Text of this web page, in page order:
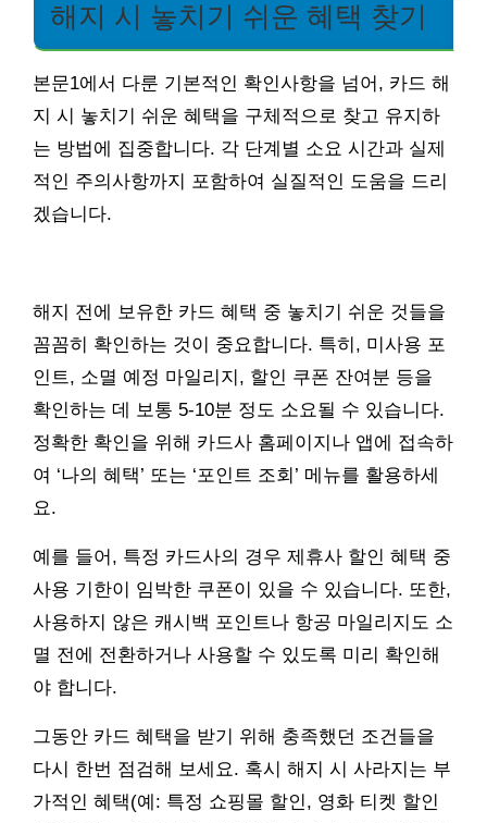
해지 시 놓치기 쉬운 혜택 찾기
본문1에서 다룬 기본적인 확인사항을 넘어, 카드 해
지 시 놓치기 쉬운 혜택을 구체적으로 찾고 유지하
는 방법에 집중합니다. 각 단계별 소요 시간과 실제
적인 주의사항까지 포함하여 실질적인 도움을 드리
겠습니다.
해지 전에 보유한 카드 혜택 중 놓치기 쉬운 것들을
꼼꼼히 확인하는 것이 중요합니다. 특히, 미사용 포
인트, 소멸 예정 마일리지, 할인 쿠폰 잔여분 등을
확인하는 데 보통 5-10분 정도 소요될 수 있습니다.
정확한 확인을 위해 카드사 홈페이지나 앱에 접속하
여 ‘나의 혜택’ 또는 ‘포인트 조회’ 메뉴를 활용하세
요.
예를 들어, 특정 카드사의 경우 제휴사 할인 혜택 중
사용 기한이 임박한 쿠폰이 있을 수 있습니다. 또한,
사용하지 않은 캐시백 포인트나 항공 마일리지도 소
멸 전에 전환하거나 사용할 수 있도록 미리 확인해
야 합니다.
그동안 카드 혜택을 받기 위해 충족했던 조건들을
다시 한번 점검해 보세요. 혹시 해지 시 사라지는 부
가적인 혜택(예: 특정 쇼핑몰 할인, 영화 티켓 할인